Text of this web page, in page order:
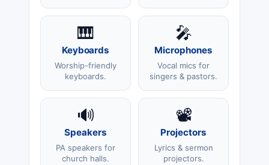
🎹
Keyboards
Worship-friendly
keyboards.
🎤
Microphones
Vocal mics for
singers & pastors.
🔊
Speakers
PA speakers for
church halls.
📽️
Projectors
Lyrics & sermon
projectors.